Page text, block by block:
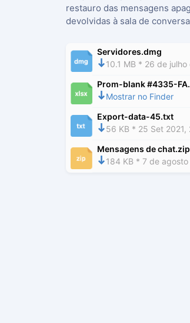
restauro das mensagens
devolvidas à sala de
Servidores.dmg
10.1 MB * 26 de
Prom-blank #4335-
Mostrar no Finder
Export-data-45.txt
56 KB * 25 Set 2021,
Mensagens de chat.zip
184 KB * 7 de